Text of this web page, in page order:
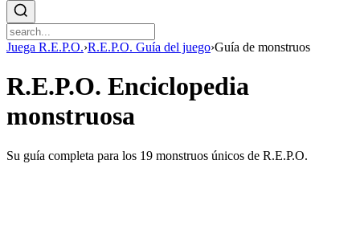
Juega R.E.P.O.›R.E.P.O. Guía del juego›Guía de monstruos
R.E.P.O. Enciclopedia
monstruosa
Su guía completa para los 19 monstruos únicos de R.E.P.O.